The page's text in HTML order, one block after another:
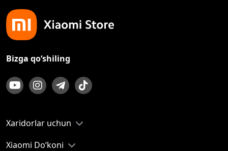
Bizga qo‘shiling
Xaridorlar uchun
Xiaomi Do‘koni